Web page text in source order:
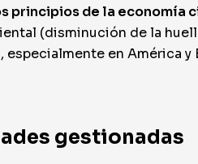
principios de la economía
(disminución de la
en América y
gestionadas